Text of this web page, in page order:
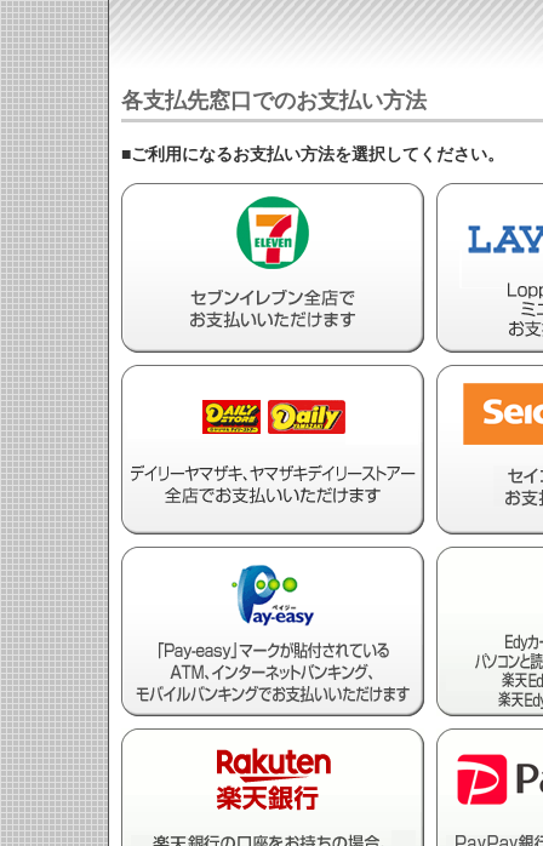
各支払先窓口でのお支払い方法
■ご利用になるお支払い方法を選択してください。